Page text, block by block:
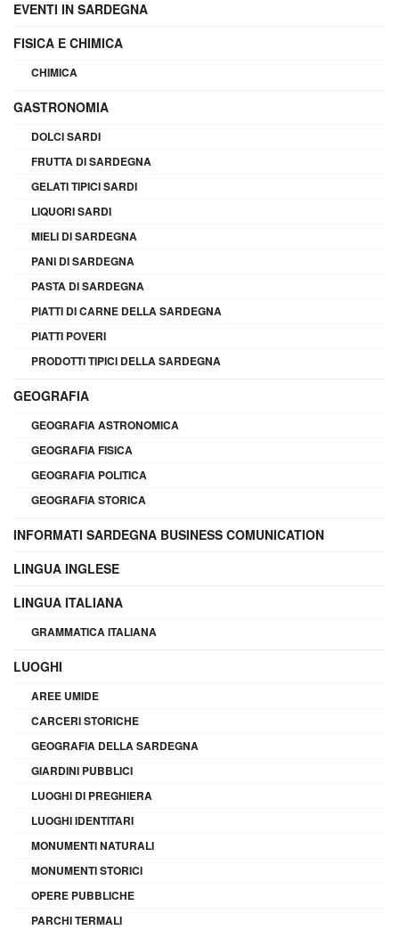
EVENTI IN SARDEGNA
FISICA E CHIMICA
CHIMICA
GASTRONOMIA
DOLCI SARDI
FRUTTA DI SARDEGNA
GELATI TIPICI SARDI
LIQUORI SARDI
MIELI DI SARDEGNA
PANI DI SARDEGNA
PASTA DI SARDEGNA
PIATTI DI CARNE DELLA SARDEGNA
PIATTI POVERI
PRODOTTI TIPICI DELLA SARDEGNA
GEOGRAFIA
GEOGRAFIA ASTRONOMICA
GEOGRAFIA FISICA
GEOGRAFIA POLITICA
GEOGRAFIA STORICA
INFORMATI SARDEGNA BUSINESS COMUNICATION
LINGUA INGLESE
LINGUA ITALIANA
GRAMMATICA ITALIANA
LUOGHI
AREE UMIDE
CARCERI STORICHE
GEOGRAFIA DELLA SARDEGNA
GIARDINI PUBBLICI
LUOGHI DI PREGHIERA
LUOGHI IDENTITARI
MONUMENTI NATURALI
MONUMENTI STORICI
OPERE PUBBLICHE
PARCHI TERMALI